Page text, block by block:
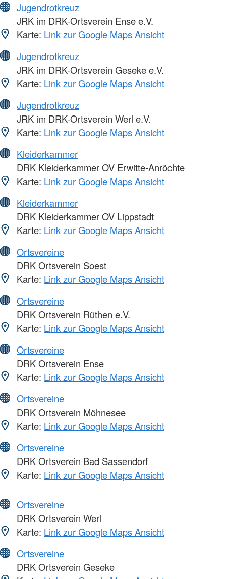
Jugendrotkreuz
JRK im DRK-Ortsverein Ense e.V.
Karte: Link zur Google Maps Ansicht
Jugendrotkreuz
JRK im DRK-Ortsverein Geseke e.V.
Karte: Link zur Google Maps Ansicht
Jugendrotkreuz
JRK im DRK-Ortsverein Werl e.V.
Karte: Link zur Google Maps Ansicht
Kleiderkammer
DRK Kleiderkammer OV Erwitte-Anröchte
Karte: Link zur Google Maps Ansicht
Kleiderkammer
DRK Kleiderkammer OV Lippstadt
Karte: Link zur Google Maps Ansicht
Ortsvereine
DRK Ortsverein Soest
Karte: Link zur Google Maps Ansicht
Ortsvereine
DRK Ortsverein Rüthen e.V.
Karte: Link zur Google Maps Ansicht
Ortsvereine
DRK Ortsverein Ense
Karte: Link zur Google Maps Ansicht
Ortsvereine
DRK Ortsverein Möhnesee
Karte: Link zur Google Maps Ansicht
Ortsvereine
DRK Ortsverein Bad Sassendorf
Karte: Link zur Google Maps Ansicht
Ortsvereine
DRK Ortsverein Werl
Karte: Link zur Google Maps Ansicht
Ortsvereine
DRK Ortsverein Geseke